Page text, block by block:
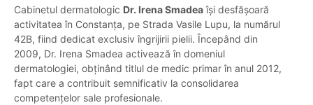
Cabinetul dermatologic Dr. Irena Smadeaîși desfășoară
activitatea în Constanța, pe Strada Vasile Lupu, la numărul
42B, fiind dedicat exclusiv îngrijirii pielii. Începând din
2009, Dr. Irena Smadea activează în domeniul
dermatologiei, obținând titlul de medic primar în anul 2012,
fapt care a contribuit semnificativ la consolidarea
competențelor sale profesionale.